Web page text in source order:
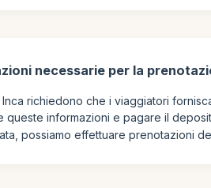
necessarie per la
richiedono che i viaggiatori
queste informazioni e pagare il
possiamo effettuare prenotazioni